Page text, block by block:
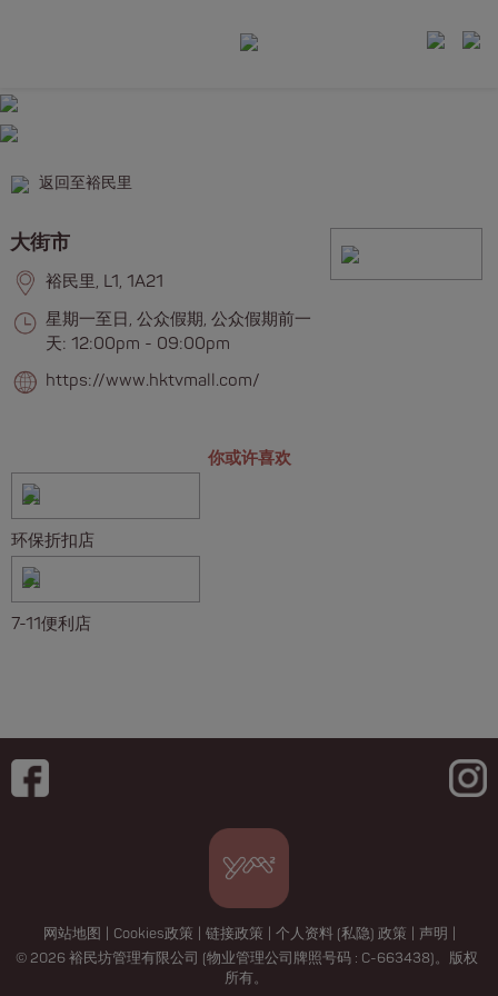
返回至裕民里
大街市
裕民里, L1, 1A21
星期一至日, 公众假期, 公众假期前一
天: 12:00pm - 09:00pm
https://www.hktvmall.com/
你或许喜欢
环保折扣店
7-11便利店
网站地图 Cookies政策 链接政策 个人资料 (私隐) 政策 声明
© 2026 裕民坊管理有限公司 (物业管理公司牌照号码 : C-663438)。版权
所有。